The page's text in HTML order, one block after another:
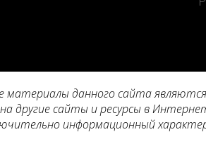
материалы данного сайта
информационный